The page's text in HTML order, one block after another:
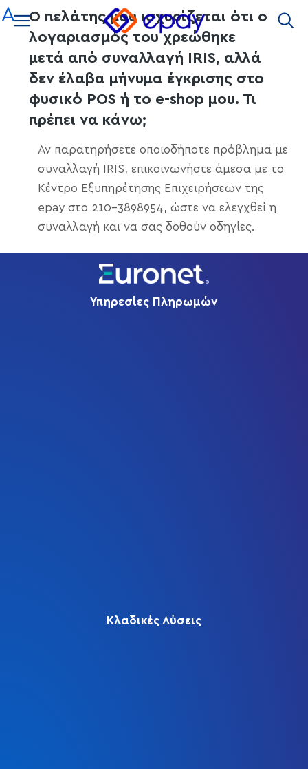
περιεχόμενο
A
Ο πελάτης μου ισχυρίζεται ότι ο
λογαριασμός του χρεώθηκε
μετά από συναλλαγή IRIS, αλλά
δεν έλαβα μήνυμα έγκρισης στο
φυσικό POS ή το e-shop μου. Τι
πρέπει να κάνω;
Αν παρατηρήσετε οποιοδήποτε πρόβλημα με
συναλλαγή IRIS, επικοινωνήστε άμεσα με το
Κέντρο Εξυπηρέτησης Επιχειρήσεων της
epay στο 210-3898954, ώστε να ελεγχθεί η
συναλλαγή και να σας δοθούν οδηγίες.
Υπηρεσίες Πληρωμών
Κλαδικές Λύσεις